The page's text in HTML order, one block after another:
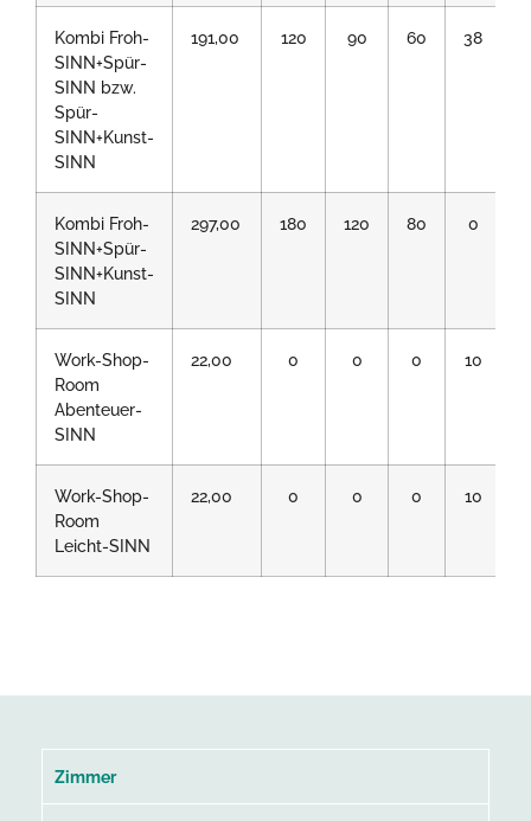
Kombi Froh-
SINN+Spür-
SINN bzw.
Spür-
SINN+Kunst-
SINN
191,00 120 90 60 38
Kombi Froh-
SINN+Spür-
SINN+Kunst-
SINN
297,00 180 120 80 0
Work-Shop-
Room
Abenteuer-
SINN
22,00 0 0 0 10
Work-Shop-
Room
Leicht-SINN
22,00 0 0 0 10
Zimmer